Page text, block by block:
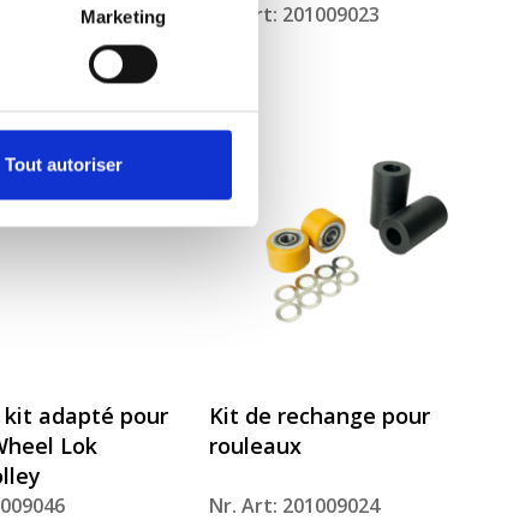
Marketing
Tout autoriser
Nr. Art: 201009023
kit adapté pour
Lok
Kit de rechange pour
rouleaux
Nr. Art: 201009024